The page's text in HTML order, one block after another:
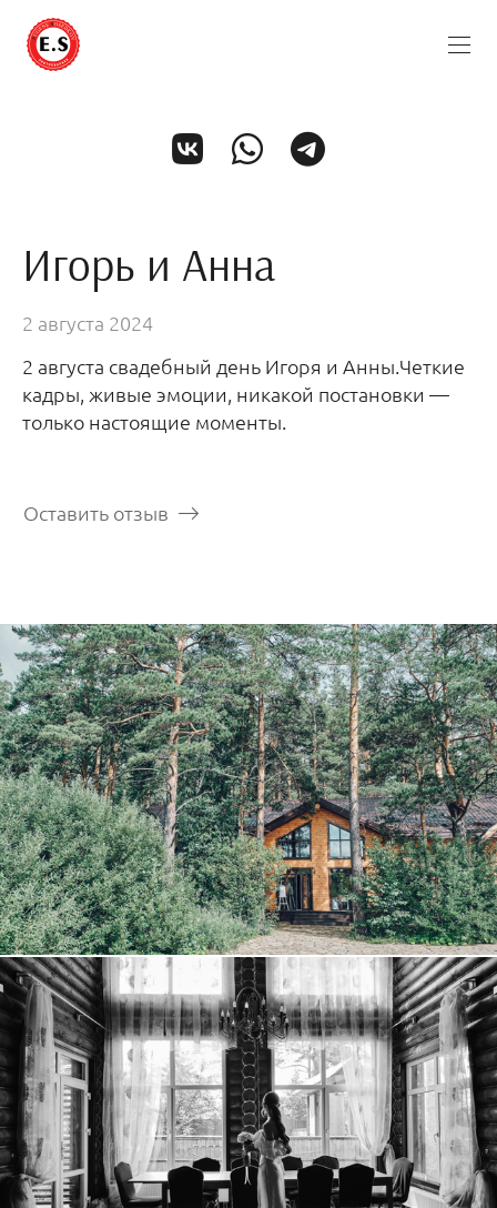
Игорь и Анна
2 августа 2024
2 августа свадебный день Игоря и Анны.Четкие
кадры, живые эмоции, никакой постановки —
только настоящие моменты.
Оставить отзыв